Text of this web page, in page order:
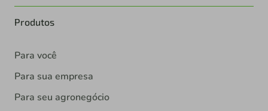
Produtos
Para você
Para sua empresa
Para seu agronegócio